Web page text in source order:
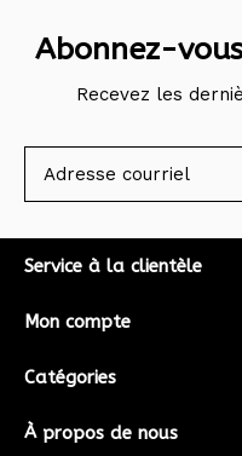
Abonnez-
Recevez les
Service à la clientèle
Mon compte
Catégories
À propos de nous